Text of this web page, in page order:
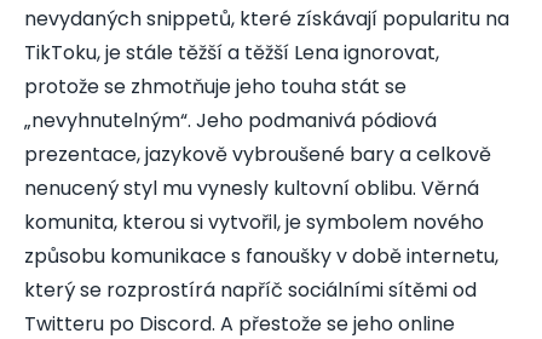
nevydaných snippetů, které získávají popularitu na
TikToku, je stále těžší a těžší Lena ignorovat,
protože se zhmotňuje jeho touha stát se
„nevyhnutelným“. Jeho podmanivá pódiová
prezentace, jazykově vybroušené bary a celkově
nenucený styl mu vynesly kultovní oblibu. Věrná
komunita, kterou si vytvořil, je symbolem nového
způsobu komunikace s fanoušky v době internetu,
který se rozprostírá napříč sociálními sítěmi od
Twitteru po Discord. A přestože se jeho online